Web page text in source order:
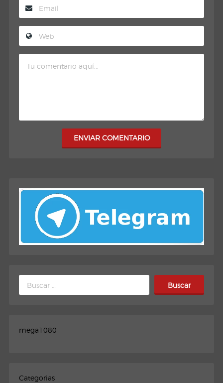
ENVIAR COMENTARIO
Buscar:
mega1080
Categorias